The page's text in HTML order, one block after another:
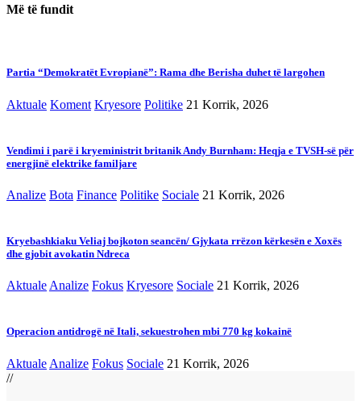
Më të fundit
Partia “Demokratët Evropianë”: Rama dhe Berisha duhet të largohen
Aktuale Koment Kryesore Politike 21 Korrik, 2026
Vendimi i parë i kryeministrit britanik Andy Burnham: Heqja e TVSH-së për
energjinë elektrike familjare
Analize Bota Finance Politike Sociale 21 Korrik, 2026
Kryebashkiaku Veliaj bojkoton seancën/ Gjykata rrëzon kërkesën e Xoxës
dhe gjobit avokatin Ndreca
Aktuale Analize Fokus Kryesore Sociale 21 Korrik, 2026
Operacion antidrogë në Itali, sekuestrohen mbi 770 kg kokainë
Aktuale Analize Fokus Sociale 21 Korrik, 2026
//